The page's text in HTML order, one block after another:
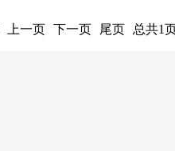
上一页 下一页 尾页 总共1